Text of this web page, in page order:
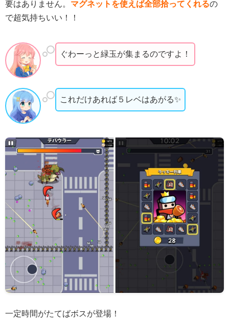
要はありません。 マグネットを使えば全部拾ってくれるの
で超気持ちいい！！
ぐわーっと緑玉が集まるのですよ！
これだけあれば５レベはあがる✨
一定時間がたてばボスが登場！